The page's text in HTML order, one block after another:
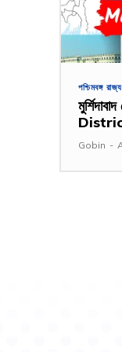
পশ্চিমবঙ্গ রাজ্য
Gobin -